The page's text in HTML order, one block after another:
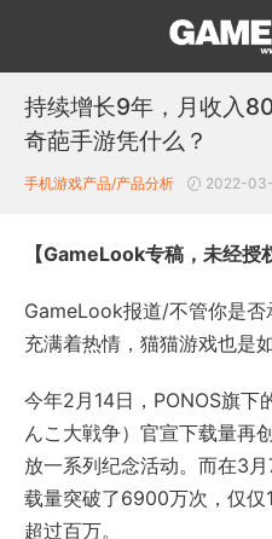
持续增长9年，月收入
奇葩手游凭什么？
手机游戏产品/产品分析 2022-
【GameLook专稿，未经授
GameLook报道/不管你是
充满着热情，猫猫游戏也是如
今年2月14日，PONOS旗下
んこ大戦争）官宣下载量再
放一系列纪念活动。而在3
载量突破了6900万次，仅仅
超过百万。